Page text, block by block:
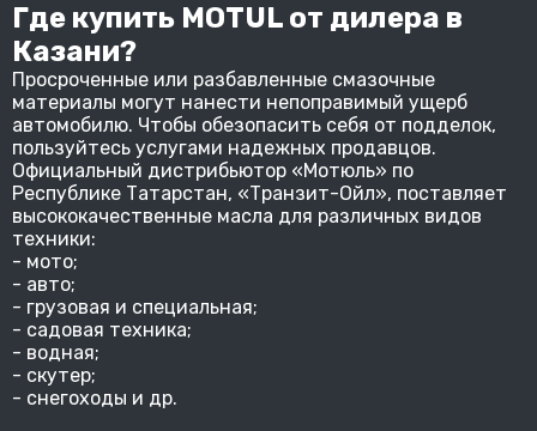
Где купить MOTUL от дилера в
Казани?
Просроченные или разбавленные смазочные
материалы могут нанести непоправимый ущерб
автомобилю. Чтобы обезопасить себя от подделок,
пользуйтесь услугами надежных продавцов.
Официальный дистрибьютор «Мотюль» по
Республике Татарстан, «Транзит-Ойл», поставляет
высококачественные масла для различных видов
техники:
- мото;
- авто;
- грузовая и специальная;
- садовая техника;
- водная;
- скутер;
- снегоходы и др.